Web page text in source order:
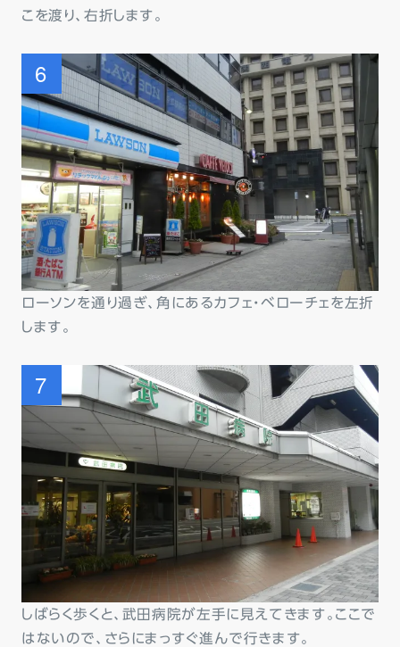
こを渡り、右折します。
ローソンを通り過ぎ、角にあるカフェ・ベローチェを左折
します。
しばらく歩くと、武田病院が左手に見えてきます。ここで
はないので、さらにまっすぐ進んで行きます。